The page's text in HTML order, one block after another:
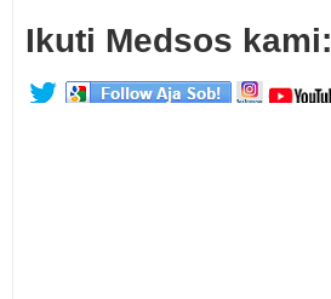
Ikuti Medsos kami: